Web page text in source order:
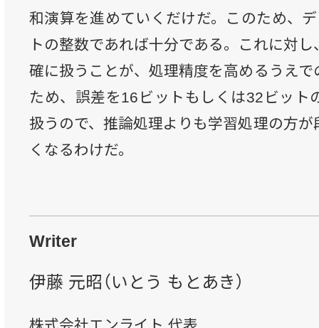
和演算を進めていくだけだ。このため、
トの整数であれば十分である。これに対
確に扱うことが、処理精度を高めるうえ
ため、誤差を16ビットもしくは32ビット
扱うので、推論処理よりも学習処理の方
くなるわけだ。
Writer
伊藤 元昭（いとう もとあき）